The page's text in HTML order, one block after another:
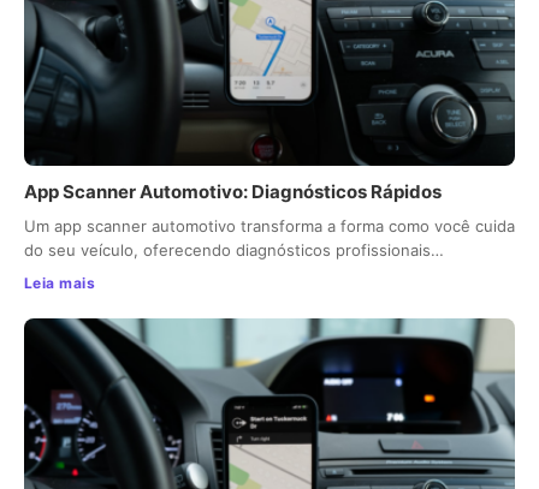
App Scanner Automotivo: Diagnósticos Rápidos
Um app scanner automotivo transforma a forma como você cuida
do seu veículo, oferecendo diagnósticos profissionais…
Leia mais